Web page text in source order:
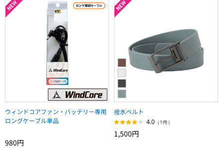
ウィンドコアファン・バッテリー専用
ロングケーブル単品
980円
撥水ベルト
4.0 （1件）
1,500円